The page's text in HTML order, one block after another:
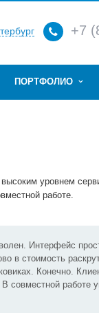
+7
ПОРТФОЛИО
уровнем
работе.
Интерфейс
в стоимость
Конечно.
В совместной